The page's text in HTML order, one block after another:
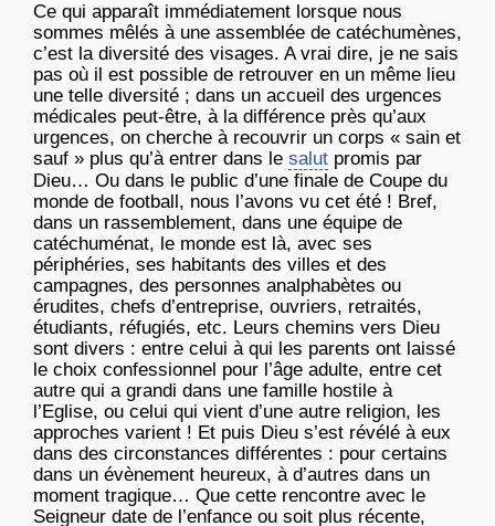
Ce qui apparaît immédiatement lorsque nous
sommes mêlés à une assemblée de catéchumènes,
c’est la diversité des visages. A vrai dire, je ne sais
pas où il est possible de retrouver en un même lieu
une telle diversité ; dans un accueil des urgences
médicales peut-être, à la différence près qu’aux
urgences, on cherche à recouvrir un corps « sain et
sauf » plus qu’à entrer dans le salut promis par
Dieu… Ou dans le public d’une finale de Coupe du
monde de football, nous l’avons vu cet été ! Bref,
dans un rassemblement, dans une équipe de
catéchuménat, le monde est là, avec ses
périphéries, ses habitants des villes et des
campagnes, des personnes analphabètes ou
érudites, chefs d’entreprise, ouvriers, retraités,
étudiants, réfugiés, etc. Leurs chemins vers Dieu
sont divers : entre celui à qui les parents ont laissé
le choix confessionnel pour l’âge adulte, entre cet
autre qui a grandi dans une famille hostile à
l’Eglise, ou celui qui vient d’une autre religion, les
approches varient ! Et puis Dieu s’est révélé à eux
dans des circonstances différentes : pour certains
dans un évènement heureux, à d’autres dans un
moment tragique… Que cette rencontre avec le
Seigneur date de l’enfance ou soit plus récente,